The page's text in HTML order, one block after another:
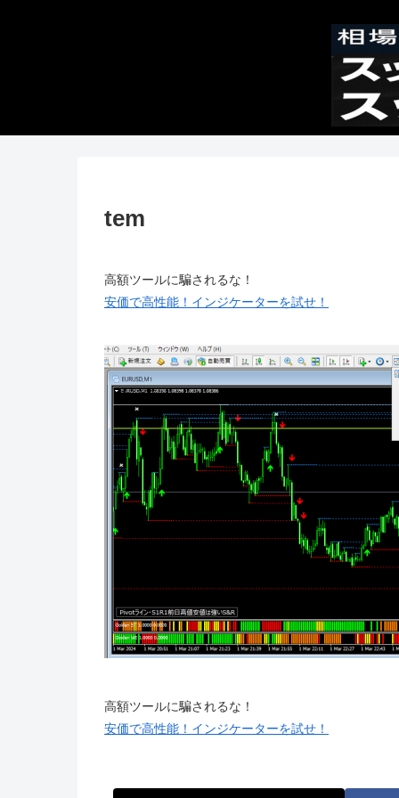
tem
高額ツールに騙されるな！
安価で高性能！インジケーターを試せ！
高額ツールに騙されるな！
安価で高性能！インジケーターを試せ！